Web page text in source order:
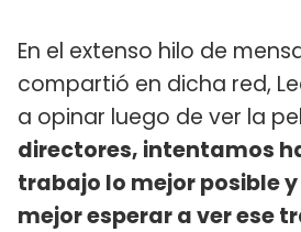
En el extenso hilo de
compartió en dicha red,
a opinar luego de ver la
directores, intentamos
trabajo lo mejor posible
mejor esperar a ver ese